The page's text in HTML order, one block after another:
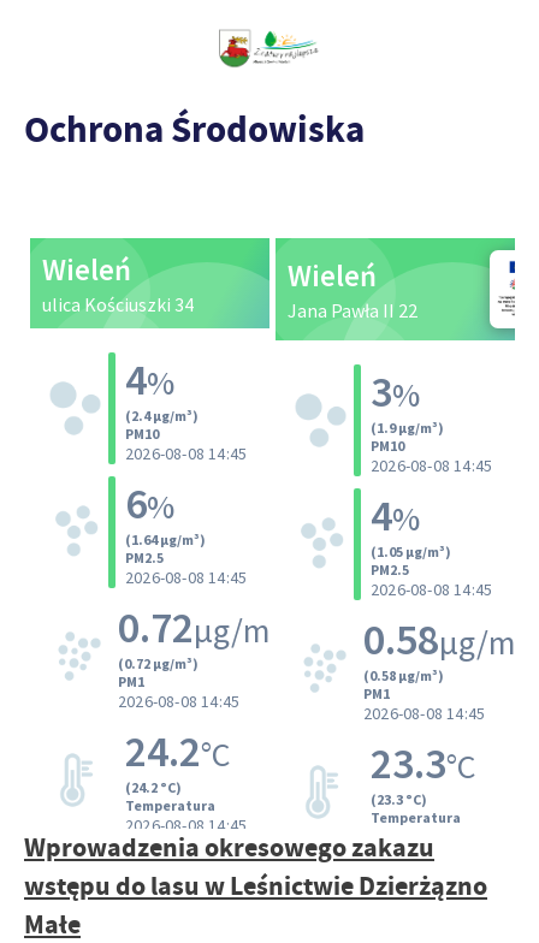
Ochrona Środowiska
Wprowadzenia okresowego zakazu
wstępu do lasu w Leśnictwie Dzierżązno
Małe